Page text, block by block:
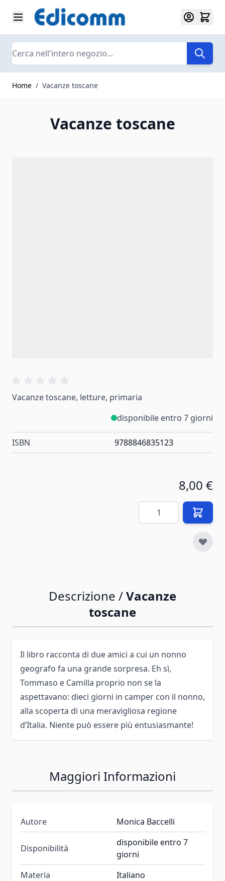
Salta al contenuto
Search
Home / Vacanze toscane
Vacanze toscane
Vacanze toscane, letture, primaria
disponibile entro 7 giorni
ISBN 9788846835123
8,00 €
Quantità
Descrizione /Vacanze
toscane
Il libro racconta di due amici a cui un nonno
geografo fa una grande sorpresa. Eh sì,
Tommaso e Camilla proprio non se la
aspettavano: dieci giorni in camper con il nonno,
alla scoperta di una meravigliosa regione
d’Italia. Niente può essere più entusiasmante!
Maggiori Informazioni
Autore Monica Baccelli
Disponibilità
disponibile entro 7
giorni
Materia
Italiano